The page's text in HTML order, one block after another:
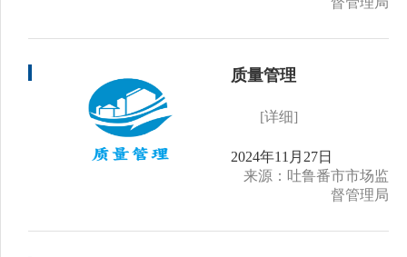
质量管理
[详细]
2024年11月27日
来源：吐鲁番市市场监
督管理局